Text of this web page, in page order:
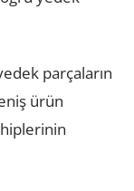
parçaların
ürün